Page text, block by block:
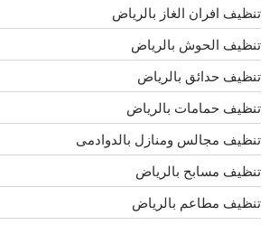
تنظيف افران الغاز بالرياض
تنظيف الحوش بالرياض
تنظيف حدائق بالرياض
تنظيف حمامات بالرياض
تنظيف مجالس ومنازل بالدوادمى
تنظيف مسابح بالرياض
تنظيف مطاعم بالرياض